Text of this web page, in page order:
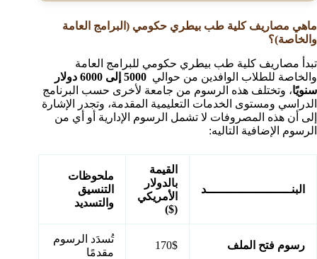
ماهي مصاريف كلية طب بيطري حكومي (البرامج العامة
والخاصة)؟
تبدأ مصاريف كلية طب بيطري حكومي للبرامج العامة
والخاصة للطلاب الوافدين من حوالي
5000 إلى 6000 دولار
سنويًا، وتختلف هذه الرسوم من جامعة لأخرى حسب البرنامج
الدراسي ومستوى الخدمات التعليمية المقدمة، وتجدر الإشارة
إلى أن هذه المصروفات لا تشمل الرسوم الإدارية أو أي من
الرسوم الإضافية التاليه:
البنــــــــــــــــــــــــد
القيمة
بالدولار
الأمريكي
($)
ملحوظات
التنسيق
والتسديد
رسوم فتح الملف 170$
تُسدَد الرسوم
مقدمًا